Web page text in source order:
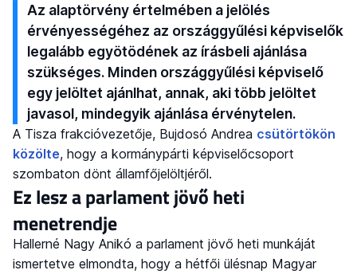
Az alaptörvény értelmében a jelölés
érvényességéhez az országgyűlési képviselők
legalább egyötödének az írásbeli ajánlása
szükséges. Minden országgyűlési képviselő
egy jelöltet ajánlhat, annak, aki több jelöltet
javasol, mindegyik ajánlása érvénytelen.
A Tisza frakcióvezetője, Bujdosó Andrea csütörtökön
közölte, hogy a kormánypárti képviselőcsoport
szombaton dönt államfőjelöltjéről.
Ez lesz a parlament jövő heti
menetrendje
Hallerné Nagy Anikó a parlament jövő heti munkáját
ismertetve elmondta, hogy a hétfői ülésnap Magyar